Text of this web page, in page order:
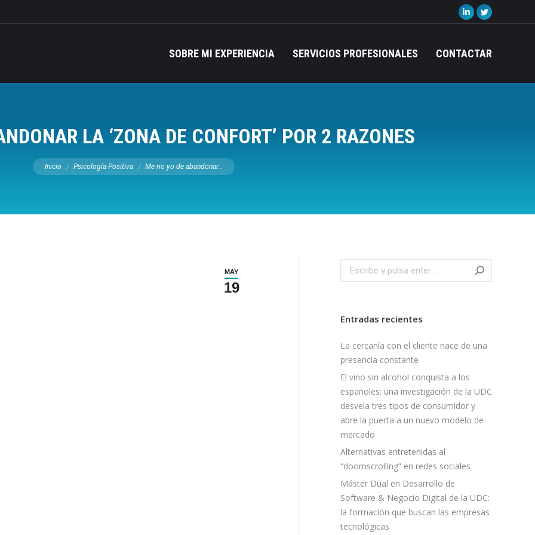
Linkedin
opens
new
Twitter
opens
new
SOBRE MI EXPERIENCIA SERVICIOS PROFESIONALES CONTACTAR
LA ‘ZONA DE CONFORT’ POR 2 RAZONES
Estás aquí:
Inicio Psicología Positiva Me rio yo de abandonar…
MAY
19
Search:
Entradas recientes
La cercanía con el cliente nace de una
presencia constante
El vino sin alcohol conquista a los
españoles: una investigación de la UDC
desvela tres tipos de consumidor y
abre la puerta a un nuevo modelo de
mercado
Alternativas entretenidas al
“doomscrolling” en redes sociales
Máster Dual en Desarrollo de
Software & Negocio Digital de la UDC:
la formación que buscan las empresas
tecnológicas